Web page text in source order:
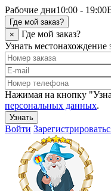
Рабочие дни10:00 - 19:00
Где мой заказ?
×
Где мой заказ?
Узнать местонахождение
Нажимая на кнопку
персональных данных.
Узнать
Войти